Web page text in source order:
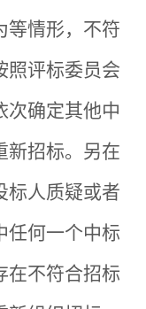
等情形，不符
照评标委员会
次确定其他中
新招标。另在
标人质疑或者
任何一个中标
在不符合招标